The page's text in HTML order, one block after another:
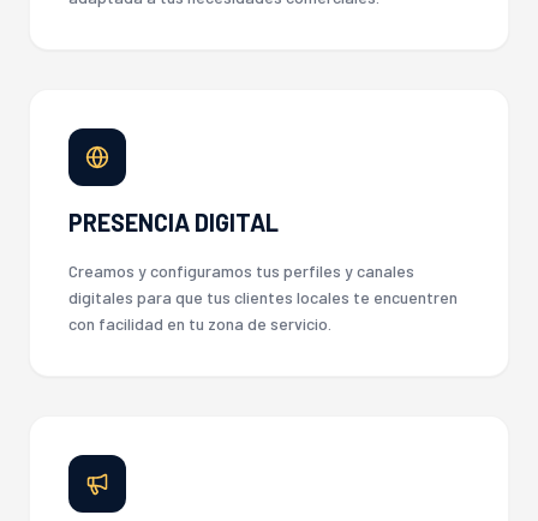
PRESENCIA DIGITAL
Creamos y configuramos tus perfiles y canales
digitales para que tus clientes locales te encuentren
con facilidad en tu zona de servicio.